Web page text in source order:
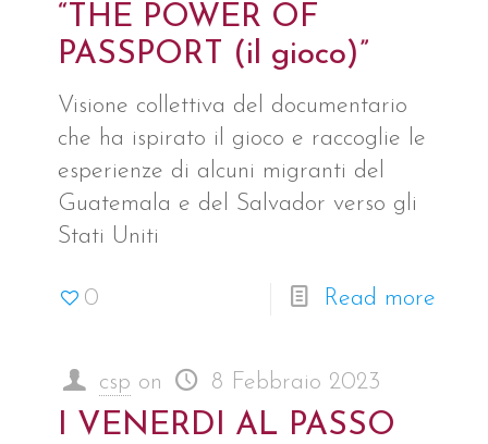
“THE POWER OF
PASSPORT (il gioco)”
Visione collettiva del documentario
che ha ispirato il gioco e raccoglie le
esperienze di alcuni migranti del
Guatemala e del Salvador verso gli
Stati Uniti
0 Read more
csp on 8 Febbraio 2023
I VENERDI AL PASSO